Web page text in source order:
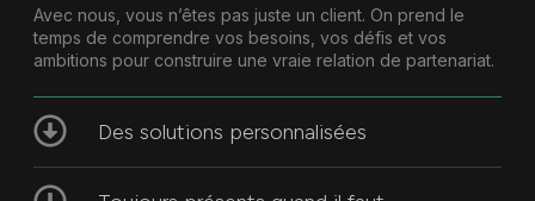
Avec nous, vous n’êtes pas juste un client. On prend le
temps de comprendre vos besoins, vos défis et vos
ambitions pour construire une vraie relation de partenariat.
Des solutions personnalisées